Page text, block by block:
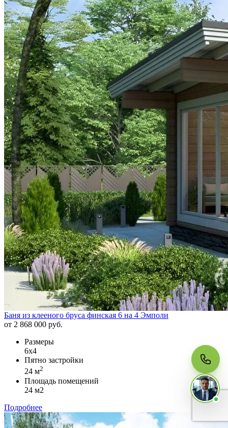
Баня из клееного бруса финская 6 на 4 Эмполи
от 2 868 000 руб.
Размеры
6х4
Пятно застройки
24 м2
Площадь помещений
24 м2
Подробнее
МЫ НА СВЯЗИ
Пишите нам
Онлайн · ответим за 5 минут
в рабочее время
Telegram